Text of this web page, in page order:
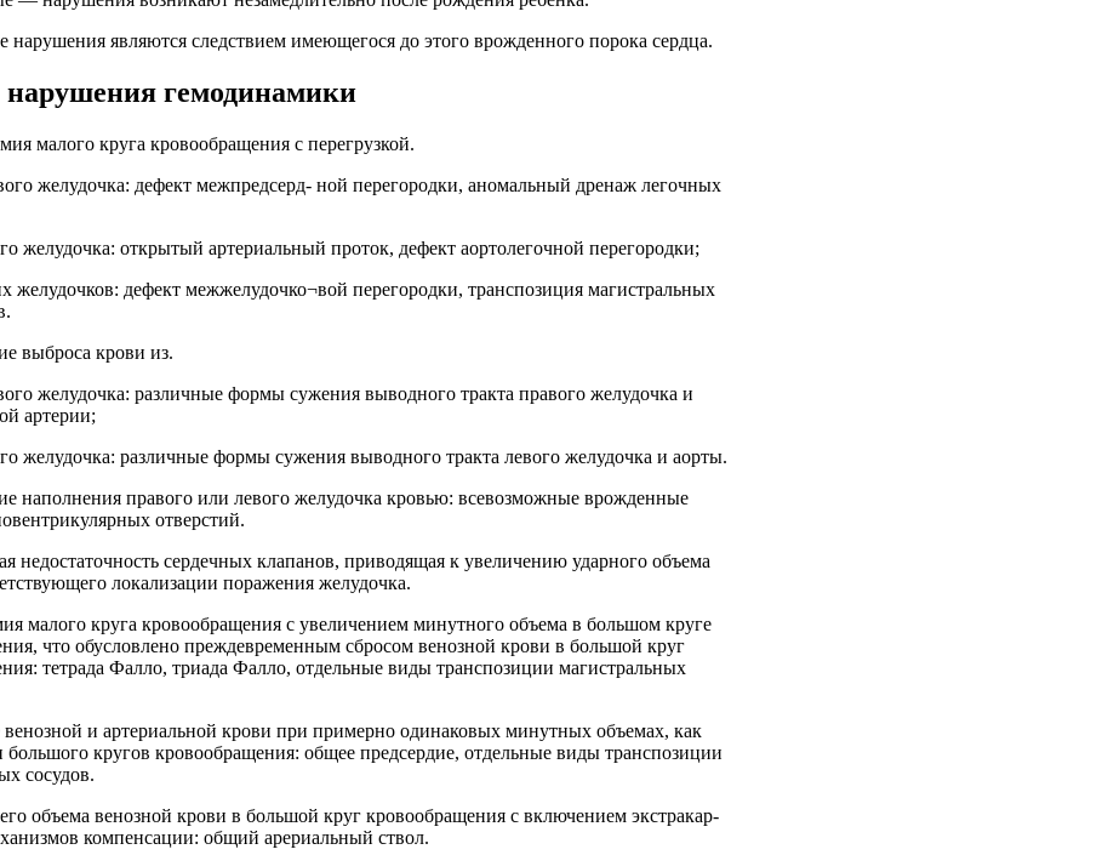
являются следствием имеющегося до этого врожденного порока сердца.
гемодинамики
малого круга кровообращения с перегрузкой.
желудочка: дефект межпредсерд- ной перегородки, аномальный дренаж легочных
желудочка: открытый артериальный проток, дефект аортолегочной перегородки;
желудочков: дефект межжелудочко¬вой перегородки, транспозиция магистральных
выброса крови из.
желудочка: различные формы сужения выводного тракта правого желудочка и
артерии;
желудочка: различные формы сужения выводного тракта левого желудочка и аорты.
наполнения правого или левого желудочка кровью: всевозможные врожденные
отверстий.
недостаточность сердечных клапанов, приводящая к увеличению ударного объема
локализации поражения желудочка.
малого круга кровообращения с увеличением минутного объема в большом круге
что обусловлено преждевременным сбросом венозной крови в большой круг
тетрада Фалло, триада Фалло, отдельные виды транспозиции магистральных
и артериальной крови при примерно одинаковых минутных объемах, как
большого кругов кровообращения: общее предсердие, отдельные виды транспозиции
сосудов.
объема венозной крови в большой круг кровообращения с включением экстракар-
компенсации: общий арериальный ствол.